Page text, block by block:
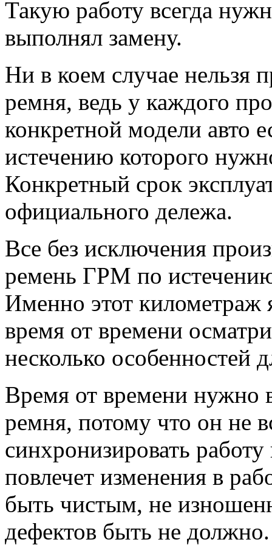
Такую работу всегда
выполнял замену.
Ни в коем случае нельзя
ремня, ведь у каждого
конкретной модели авто
истечению которого
Конкретный срок
официального дележа.
Все без исключения
ремень ГРМ по
Именно этот километраж
время от времени
несколько особенностей
Время от времени нужно
ремня, потому что он не
синхронизировать
повлечет изменения в
быть чистым, не
дефектов быть не должно.